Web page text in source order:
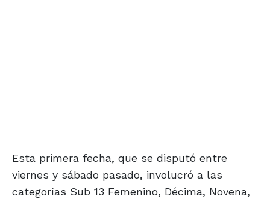
Esta primera fecha, que se disputó entre
viernes y sábado pasado, involucró a las
categorías Sub 13 Femenino, Décima, Novena,